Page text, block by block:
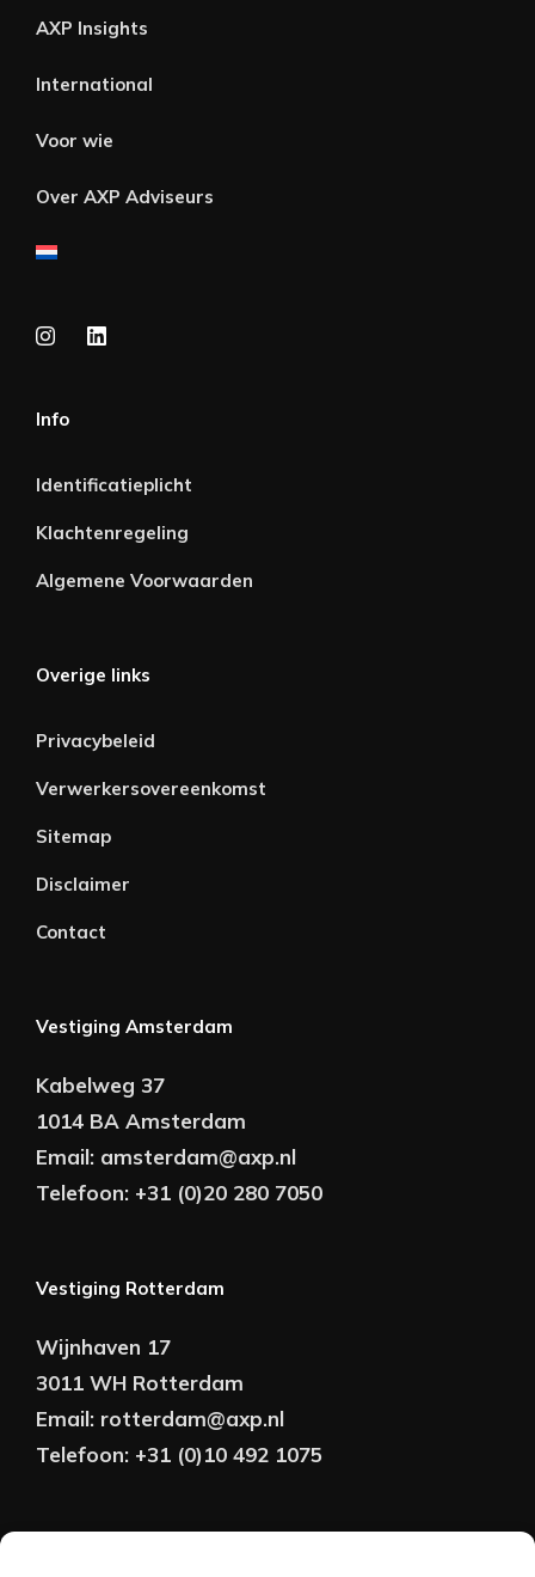
AXP Insights
International
Voor wie
Over AXP Adviseurs
Info
Identificatieplicht
Klachtenregeling
Algemene Voorwaarden
Overige links
Privacybeleid
Verwerkersovereenkomst
Sitemap
Disclaimer
Contact
Vestiging Amsterdam
Kabelweg 37
1014 BA Amsterdam
Email: amsterdam@axp.nl
Telefoon: +31 (0)20 280 7050
Vestiging Rotterdam
Wijnhaven 17
3011 WH Rotterdam
Email: rotterdam@axp.nl
Telefoon: +31 (0)10 492 1075